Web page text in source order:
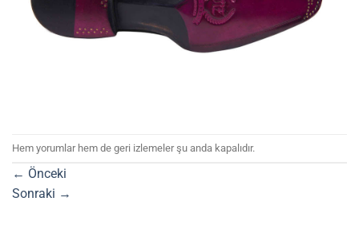
Hem yorumlar hem de geri izlemeler şu anda kapalıdır.
← Önceki
Sonraki →